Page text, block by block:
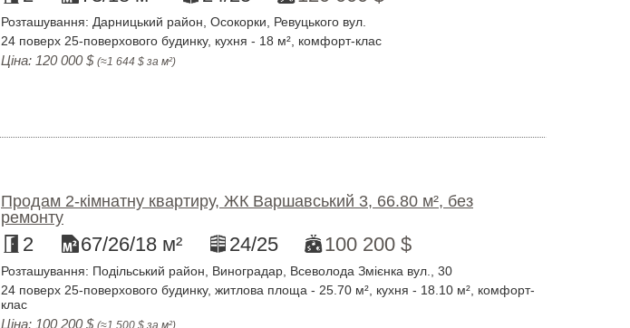
Розташування: Дарницький район, Осокорки, Ревуцького вул.
24 поверх 25-поверхового будинку, кухня - 18 м², комфорт-клас
Ціна: 120 000 $ (≈1 644 $ за м²)
Продам 2-кімнатну квартиру, ЖК Варшавський 3, 66.80 м², без
ремонту
2 67/26/18 м² 24/25 100 200 $
Розташування: Подільський район, Виноградар, Всеволода Змієнка вул., 30
24 поверх 25-поверхового будинку, житлова площа - 25.70 м², кухня - 18.10 м², комфорт-
клас
Ціна: 100 200 $ (≈1 500 $ за м²)